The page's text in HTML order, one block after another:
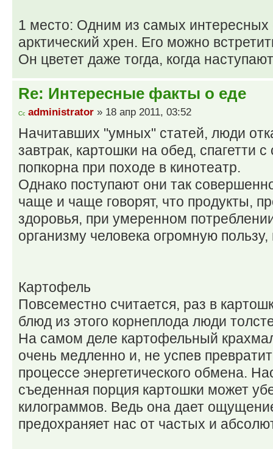
1 место: Одним из самых интересных
арктический хрен. Его можно
Он цветет даже тогда, когда
Re: Интересные факты о еде
administrator » 18 апр 2011, 03:52
Начитавших "умных" статей, люди
завтрак, картошки на обед, спагетти
попкорна при походе в кинотеатр.
Однако поступают они так
чаще и чаще говорят, что продукты,
здоровья, при умеренном
организму человека огромную
Картофель
Повсеместно считается, раз в
блюд из этого корнеплода люди
На самом деле картофельный
очень медленно и, не успев
процессе энергетического обмена.
съеденная порция картошки может
килограммов. Ведь она дает
предохраняет нас от частых и